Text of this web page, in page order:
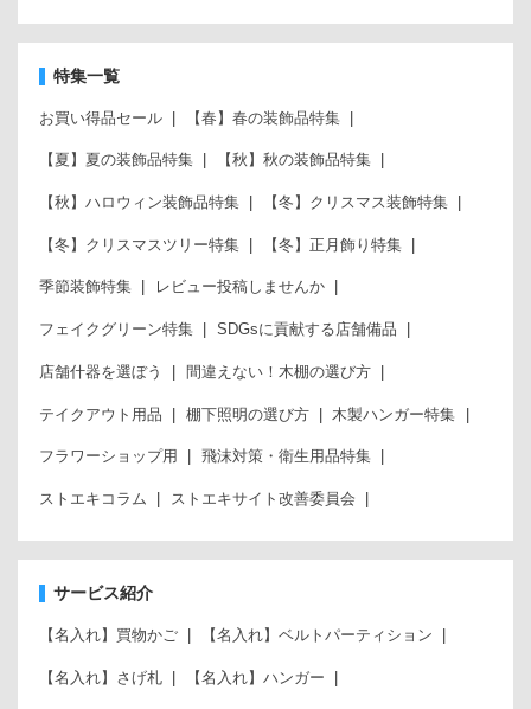
特集一覧
お買い得品セール 【春】春の装飾品特集
【夏】夏の装飾品特集 【秋】秋の装飾品特集
【秋】ハロウィン装飾品特集 【冬】クリスマス装飾特集
【冬】クリスマスツリー特集 【冬】正月飾り特集
季節装飾特集 レビュー投稿しませんか
フェイクグリーン特集 SDGsに貢献する店舗備品
店舗什器を選ぼう 間違えない！木棚の選び方
テイクアウト用品 棚下照明の選び方 木製ハンガー特集
フラワーショップ用 飛沫対策・衛生用品特集
ストエキコラム ストエキサイト改善委員会
サービス紹介
【名入れ】買物かご 【名入れ】ベルトパーティション
【名入れ】さげ札 【名入れ】ハンガー